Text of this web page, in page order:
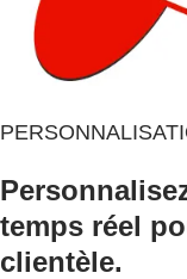
temps réel
clientèle.